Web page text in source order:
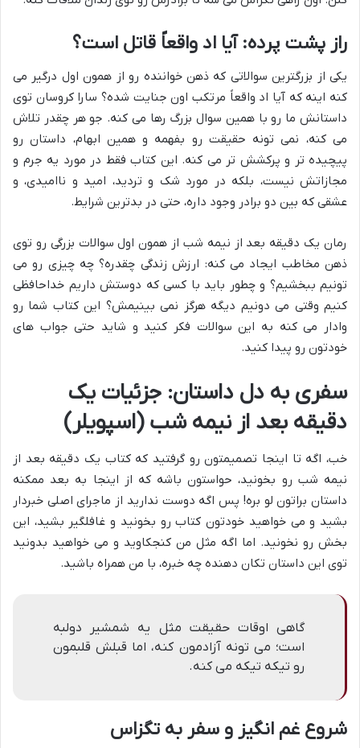
راز پشت پرده: آیا اد واقعاً قاتل است؟
یکی از بزرگترین سوالاتی که ذهن خواننده رو از همون اول درگیر می
کنه اینه که آیا اد واقعاً مرتکب اون جنایت شده؟ سارا کروسان توی
داستانش ما رو با همین سوال بزرگ رها می کنه. جو هر چقدر تلاش
می کنه، نمی تونه حقیقت رو بفهمه و همین ابهام، داستان رو
پیچیده تر و پرکشش تر می کنه. این کتاب فقط در مورد یه جرم و
مجازاتش نیست، بلکه در مورد شک و تردید، امید و ناامیدی، و
عشقی که بین دو برادر وجود داره، حتی در بدترین شرایط.
رمان یک دقیقه بعد از نیمه شب از همون اول سوالات بزرگی رو توی
ذهن مخاطب ایجاد می کنه: ارزش زندگی چقدره؟ چه چیزی رو می
تونیم ببخشیم؟ و چطور باید با کسی که دوستش داریم خداحافظی
کنیم وقتی می دونیم دیگه هرگز نمی بینیمش؟ این کتاب شما رو
وادار می کنه به این سوالات فکر کنید و شاید حتی جواب های
خودتون رو پیدا کنید.
سفری به دل داستان: جزئیات یک
دقیقه بعد از نیمه شب (اسپویلر)
خب، اگه تا اینجا تصمیمتون رو گرفتید که کتاب یک دقیقه بعد از
نیمه شب رو بخونید، حواستون باشه که از اینجا به بعد ممکنه
داستان براتون لو بره! پس اگه دوست ندارید از ماجرای اصلی خبردار
بشید و می خواهید خودتون کتاب رو بخونید و غافلگیر بشید، این
بخش رو نخونید. اما اگه مثل من کنجکاوید و می خواهید بدونید
توی این داستان تکان دهنده چه خبره، با من همراه باشید.
گاهی اوقات حقیقت مثل یه شمشیر دولبه
است؛ می تونه آزادمون کنه، اما قبلش قلبمون
رو تیکه تیکه می کنه.
شروع غم انگیز و سفر به تگزاس